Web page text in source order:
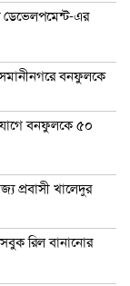
ডেভেলপমেন্ট-এর
বনফুলকে
বনফুলকে ৫০
প্রবাসী খালেদুর
রিল বানানোর